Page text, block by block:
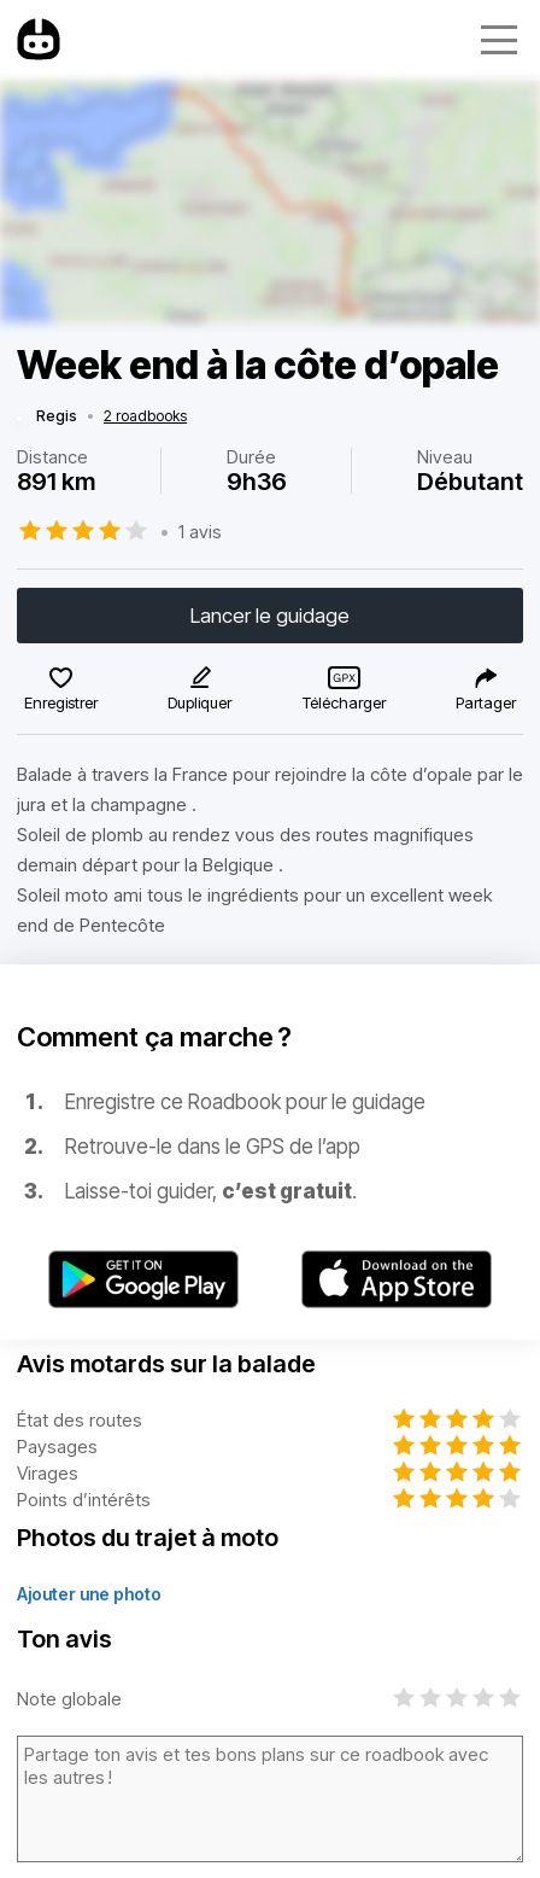
Week end à la côte d’opale
Regis • 2 roadbooks
Distance
891 km
Durée
9h36
Niveau
Débutant
• 1 avis
Lancer le guidage
Enregistrer Dupliquer Télécharger Partager
Balade à travers la France pour rejoindre la côte d’opale par le
jura et la champagne .
Soleil de plomb au rendez vous des routes magnifiques
demain départ pour la Belgique .
Soleil moto ami tous le ingrédients pour un excellent week
end de Pentecôte
Comment ça marche ?
Enregistre ce Roadbook pour le guidage
Retrouve-le dans le GPS de l’app
Laisse-toi guider, c’est gratuit.
Avis motards sur la balade
État des routes
Paysages
Virages
Points d’intérêts
Photos du trajet à moto
Ajouter une photo
Ton avis
Note globale